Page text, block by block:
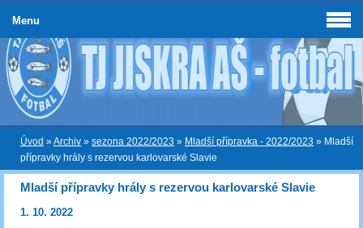
Úvod »Archiv » sezona 2022/2023 » Mladší přípravka - 2022/2023 » Mladší
přípravky hrály s rezervou karlovarské Slavie
Mladší přípravky hrály s rezervou karlovarské Slavie
1. 10. 2022
Menu